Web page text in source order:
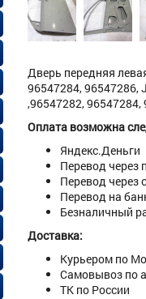
Дверь передняя
96547284, 96547286,
,96547282, 96547284,
Оплата возможна
Яндекс.Деньги
Перевод через
Перевод через
Перевод на
Безналичный
Доставка:
Курьером по
Самовывоз по
ТК по России